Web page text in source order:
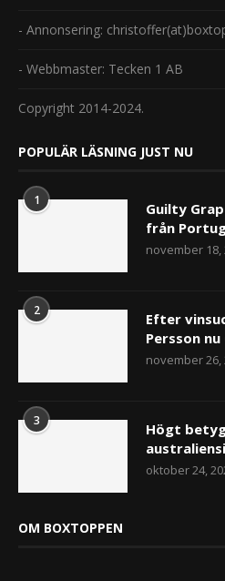
- Annonsering:
- Webbmaster: Tecken 1 AB
Copyright 2014-2024.
POPULÄR LÄSNING JUST NU
1
Guilty
från
november 18,
2
Efter
Persson nu
november 26,
3
Högt
oktober 24,
OM BOXTOPPEN